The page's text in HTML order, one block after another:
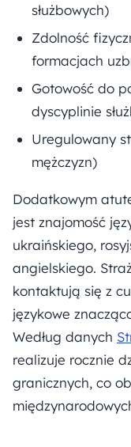
służbowych)
Zdolność
formacjach
Gotowość do
dyscyplinie
Uregulowany
mężczyzn)
Dodatkowym
jest znajomość
ukraińskiego,
angielskiego.
kontaktują się z
językowe
Według danych
realizuje rocznie
granicznych, co